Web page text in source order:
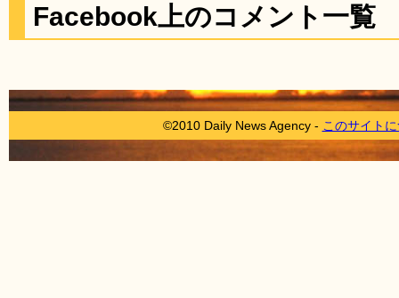
Facebook上のコメント一覧
©2010 Daily News Agency - このサイト